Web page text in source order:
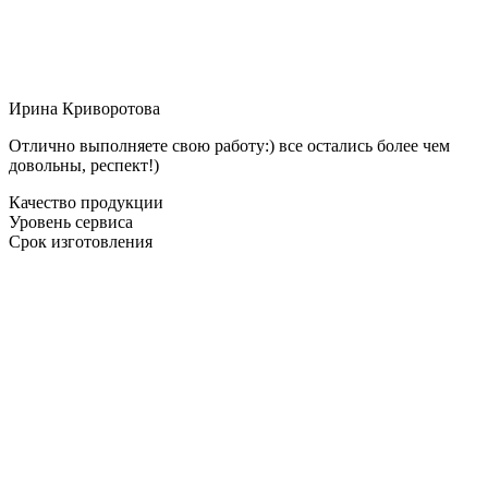
Ирина Криворотова
Отлично выполняете свою работу:) все остались более чем
довольны, респект!)
Качество продукции
Уровень сервиса
Срок изготовления